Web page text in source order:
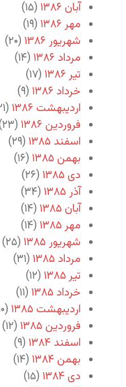
آبان ۱۳۸۶
(۱۵)
مهر ۱۳۸۶
(۱۹)
شهریور ۱۳۸۶
(۲۰)
مرداد ۱۳۸۶
(۱۴)
تیر ۱۳۸۶
(۱۷)
خرداد ۱۳۸۶
(۹)
اردیبهشت ۱۳۸۶
(۲۱)
فروردین ۱۳۸۶
(۲۳)
اسفند ۱۳۸۵
(۲۹)
بهمن ۱۳۸۵
(۱۶)
دی ۱۳۸۵
(۲۶)
آذر ۱۳۸۵
(۳۴)
آبان ۱۳۸۵
(۱۴)
مهر ۱۳۸۵
(۱۴)
شهریور ۱۳۸۵
(۲۵)
مرداد ۱۳۸۵
(۳۱)
تیر ۱۳۸۵
(۱۲)
خرداد ۱۳۸۵
(۱۱)
اردیبهشت ۱۳۸۵
(۱۰)
فروردین ۱۳۸۵
(۱۲)
اسفند ۱۳۸۴
(۹)
بهمن ۱۳۸۴
(۱۴)
دی ۱۳۸۴
(۱۵)